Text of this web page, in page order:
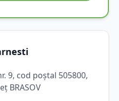
9, cod poștal 505800,
BRASOV